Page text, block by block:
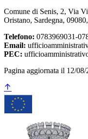
Comune di Senis, 2, Via
Oristano, Sardegna,
Telefono: 0783969031-
Email:
PEC:
Pagina aggiornata il 12/08/